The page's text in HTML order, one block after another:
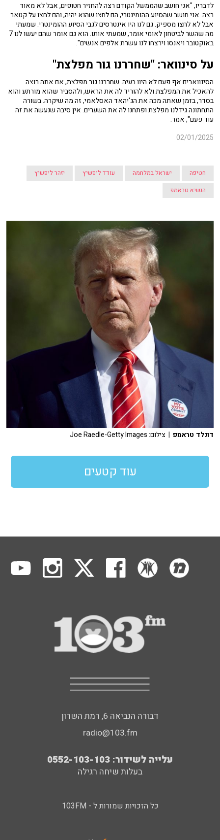
לדבריו, "אני חושב שהממשל הקודם רצה להחזיר חטופים, אבל לא מאוד
רצה. אני חושב שהסיוע ההומינטרי, הם לחצו שהוא יהיה, והם לחצו על קטאר
אבל לא לחצו מספיק. גם לנו היו אינטרסים לגבי הסיוע ההומינטרי. שמעתי
מה שהשר לביטחון לאומי אומר, שמעתי אותו. הוא גם אומר שהם יעשו לנו 7
באוקטובר ויאנסו וירצחו לנו עשרת אלפים אנשים".
על סינוואר: "שחררנו גור מפלצת"
הסינווארים אף פעם לא היוו בעיה. שחררנו גור מפלצת, אם אתה רוצה
להאכיל את המפלצת ולא להוריד לה את הראש, ולהסביר שהוא מורתע והוא
בסדר, בזמן שאתה מכה את הג'יהאד האסלאמי, זה מה שיקרה. בשורה
התחתונה גידלנו מפלצת ופתחנו לה את השערים. אין סיבה שנעשה את זה
עוד פעם", אמר.
02/01/2025
חטיפה ישראל במלחמה עודד ליפשיץ
יזהר ליפשיץ
הנשיא טראמפ
דונלד טראמפ | צילום: Joe Raedle-Getty Images
עוד קטעים
דבורה הנביאה 6, רמת השרון
radio@103.fm
עלייה לשידור: 0552-103-103
בעלות שיחה רגילה
כל הזכויות שמורות ל - 103FM